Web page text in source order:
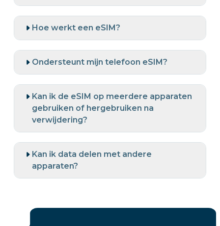
Hoe werkt een eSIM?
Ondersteunt mijn telefoon eSIM?
Kan ik de eSIM op meerdere apparaten
gebruiken of hergebruiken na
verwijdering?
Kan ik data delen met andere
apparaten?